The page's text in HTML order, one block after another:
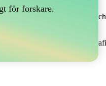
Det låter dig samla
sätt att hantera din
för forskare.